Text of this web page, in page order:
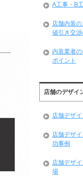
A工事・B
店舗内装の
値引き交
内装業者
ポイント
店舗のデザイ
店舗デザ
店舗デザ
功事例
店舗デザ
場